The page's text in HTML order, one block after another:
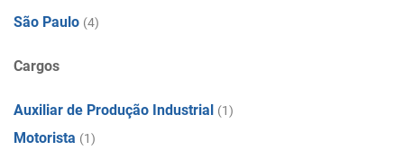
São Paulo (4)
Cargos
Auxiliar de Produção Industrial (1)
Motorista (1)